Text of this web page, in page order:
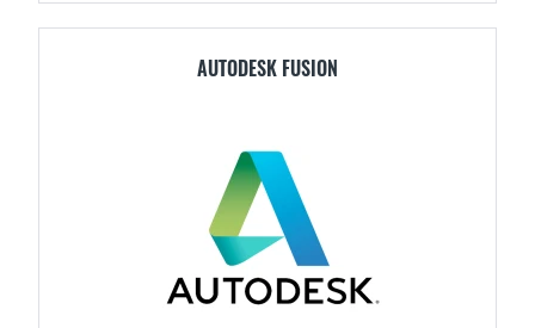
AUTODESK FUSION